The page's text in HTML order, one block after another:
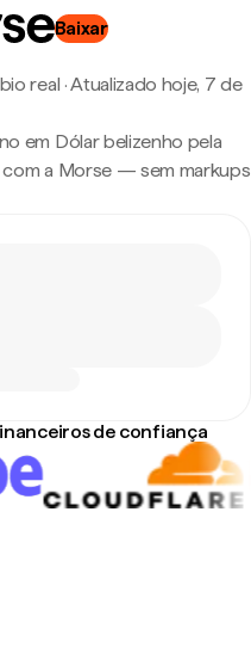
Baixar
real ·Atualizado hoje, 7 de
em Dólar belizenho pela
com a Morse — sem markups
de confiança